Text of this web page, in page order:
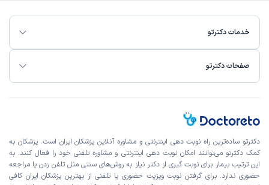
خدمات دکترتو
صفحات دکترتو
دکترتو ساده‌ترین راه نوبت‌ دهی اینترنتی و مشاوره آنلاین پزشکان ایران است. پزشکان به
کمک دکترتو می‌توانند امکان نوبت دهی اینترنتی و مشاوره تلفنی خود را فعال کنند. به
این ترتیب بیمار برای نوبت گیری از دکتر نیاز به روش‌های سنتی مثل تلفن زدن یا مراجعه
حضوری ندارد. برای گرفتن نوبت ویزیت حضوری یا تلفنی از بهترین پزشکان ایران کافی